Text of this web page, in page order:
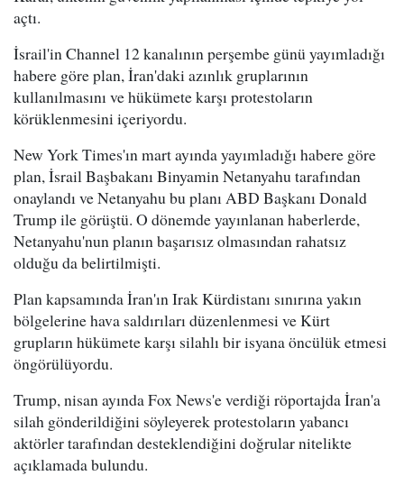
açtı.
İsrail'in Channel 12 kanalının perşembe günü yayımladığı
habere göre plan, İran'daki azınlık gruplarının
kullanılmasını ve hükümete karşı protestoların
körüklenmesini içeriyordu.
New York Times'ın mart ayında yayımladığı habere göre
plan, İsrail Başbakanı Binyamin Netanyahu tarafından
onaylandı ve Netanyahu bu planı ABD Başkanı Donald
Trump ile görüştü. O dönemde yayınlanan haberlerde,
Netanyahu'nun planın başarısız olmasından rahatsız
olduğu da belirtilmişti.
Plan kapsamında İran'ın Irak Kürdistanı sınırına yakın
bölgelerine hava saldırıları düzenlenmesi ve Kürt
grupların hükümete karşı silahlı bir isyana öncülük etmesi
öngörülüyordu.
Trump, nisan ayında Fox News'e verdiği röportajda İran'a
silah gönderildiğini söyleyerek protestoların yabancı
aktörler tarafından desteklendiğini doğrular nitelikte
açıklamada bulundu.